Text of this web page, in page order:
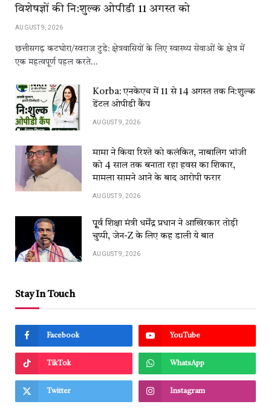
विशेषज्ञों की नि:शुल्क ओपीडी 11 अगस्त को
AUGUST 9, 2026
छत्तीसगढ़ कटघोरा/स्वराज टुडे: क्षेत्रवासियों के लिए स्वास्थ्य सेवाओं के क्षेत्र में
एक महत्वपूर्ण पहल करते…
Korba: एनकेएच में 11 से 14 अगस्त तक नि:शुल्क
डेंटल ओपीडी कैंप
AUGUST 9, 2026
मामा ने किया रिश्ते को कलंकित, नाबालिग भांजी
को 4 साल तक बनाता रहा हवस का शिकार,
मामला सामने आने के बाद आरोपी फरार
AUGUST 9, 2026
पू्र्व शिक्षा मंत्री धर्मेंद्र प्रधान ने आखिरकार तोड़ी
चुप्पी, जेन-Z के लिए कह डाली ये बात
AUGUST 9, 2026
Stay In Touch
Facebook YouTube
TikTok WhatsApp
Twitter Instagram